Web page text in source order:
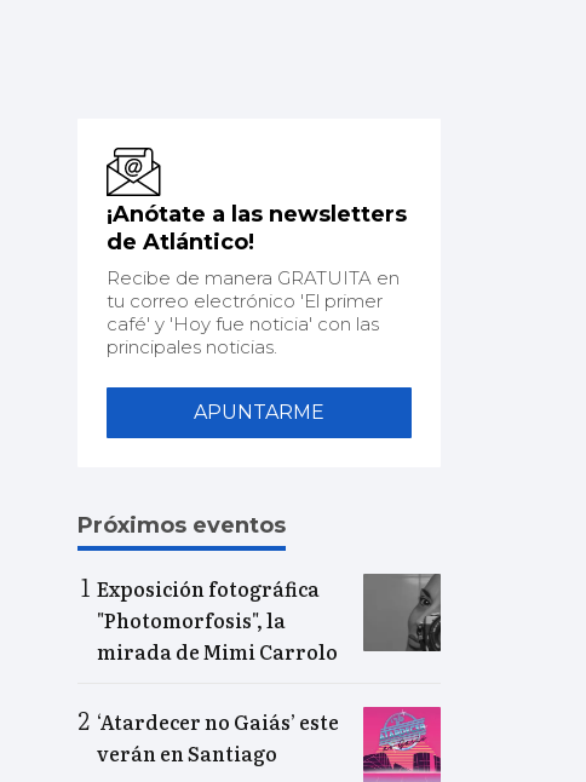
¡Anótate a las newsletters
de Atlántico!
Recibe de manera GRATUITA en
tu correo electrónico 'El primer
café' y 'Hoy fue noticia' con las
principales noticias.
APUNTARME
Próximos eventos
Exposición fotográfica
"Photomorfosis", la
mirada de Mimi Carrolo
‘Atardecer no Gaiás’ este
verán en Santiago